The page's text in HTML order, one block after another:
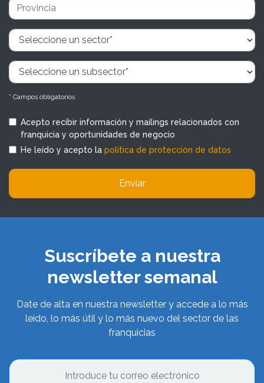
* Campos obligatorios
Acepto recibir información y mailings relacionados con
franquicia y oportunidades de negocio
He leído y acepto la política de protección de datos
Enviar
Suscríbete a nuestra
newsletter semanal
Date de alta en nuestra newsletter y accede a lo más
leído, lo más útil y lo más nuevo del sector de las
franquicias